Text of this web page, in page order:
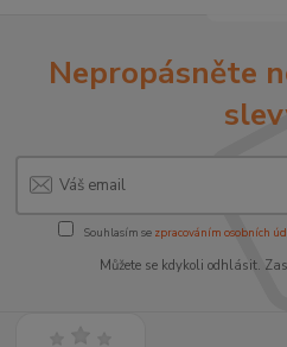
Nepropásněte
Souhlasím se zpracováním osobních
Můžete se kdykoli odhlásit.